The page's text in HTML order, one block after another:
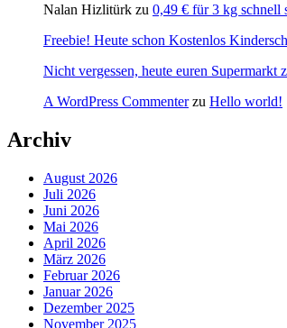
Nalan Hizlitürk zu 0,49 € für 3 kg
Freebie! Heute schon Kostenlos
Nicht vergessen, heute euren
A WordPress Commenterzu Hello world!
Archiv
August 2026
Juli 2026
Juni 2026
Mai 2026
April 2026
März 2026
Februar 2026
Januar 2026
Dezember 2025
November 2025